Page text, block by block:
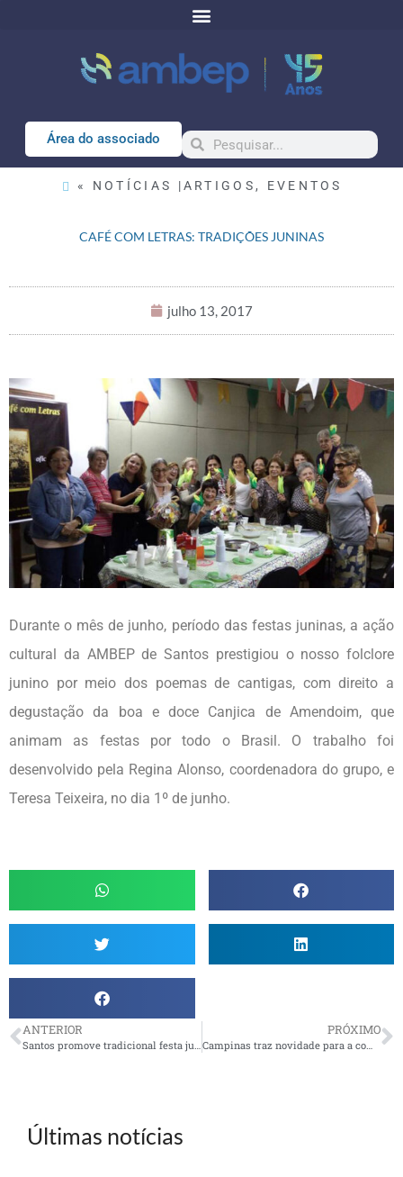
Área do associado
« NOTÍCIAS |ARTIGOS , EVENTOS
CAFÉ COM LETRAS: TRADIÇÕES JUNINAS
julho 13, 2017
Durante o mês de junho, período das festas juninas, a ação
cultural da AMBEP de Santos prestigiou o nosso folclore
junino por meio dos poemas de cantigas, com direito a
degustação da boa e doce Canjica de Amendoim, que
animam as festas por todo o Brasil. O trabalho foi
desenvolvido pela Regina Alonso, coordenadora do grupo, e
Teresa Teixeira, no dia 1º de junho.
ANTERIOR
Santos promove tradicional festa junina
PRÓXIMO
Campinas traz novidade para a comemoração do Dia dos Pais
Últimas notícias